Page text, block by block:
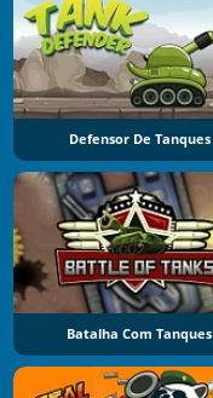
Defensor De Tanques
Batalha Com Tanques